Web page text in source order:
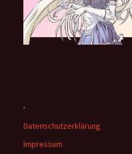
.
Datenschutzerklärung
Impressum